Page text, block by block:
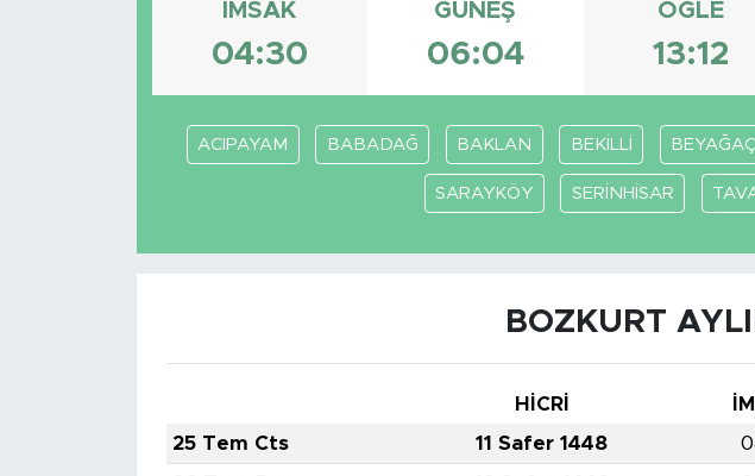
İMSAK
04:30
GÜNEŞ
06:04
ÖĞLE
13:12
ACIPAYAM BABADAĞ BAKLAN BEKİLLİ BEYAĞAÇ
SARAYKÖY SERİNHİSAR
BOZKURT
HİCRİ
25 Tem Cts
11 Safer 1448
BİLİM-TEKNOLOJİ
POLİTİKA